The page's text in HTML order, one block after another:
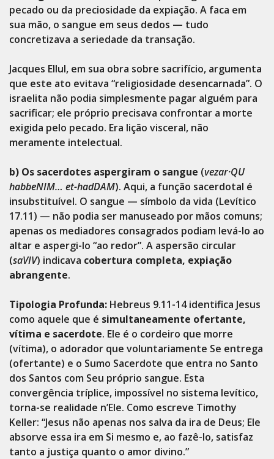
pecado ou da preciosidade da expiação. A faca em
sua mão, o sangue em seus dedos — tudo
concretizava a seriedade da transação.
Jacques Ellul, em sua obra sobre sacrifício, argumenta
que este ato evitava “religiosidade desencarnada”. O
israelita não podia simplesmente pagar alguém para
sacrificar; ele próprio precisava confrontar a morte
exigida pelo pecado. Era lição visceral, não
meramente intelectual.
b) Os sacerdotes aspergiram o sangue (vezar·QU
habbeNIM… et-hadDAM). Aqui, a função sacerdotal é
insubstituível. O sangue — símbolo da vida (Levítico
17.11) — não podia ser manuseado por mãos comuns;
apenas os mediadores consagrados podiam levá-lo ao
altar e aspergi-lo “ao redor”. A aspersão circular
(saVIV) indicava cobertura completa, expiação
abrangente.
Tipologia Profunda: Hebreus 9.11-14 identifica Jesus
como aquele que é simultaneamente ofertante,
vítima e sacerdote. Ele é o cordeiro que morre
(vítima), o adorador que voluntariamente Se entrega
(ofertante) e o Sumo Sacerdote que entra no Santo
dos Santos com Seu próprio sangue. Esta
convergência tríplice, impossível no sistema levítico,
torna-se realidade n’Ele. Como escreve Timothy
Keller: “Jesus não apenas nos salva da ira de Deus; Ele
absorve essa ira em Si mesmo e, ao fazê-lo, satisfaz
tanto a justiça quanto o amor divino.”